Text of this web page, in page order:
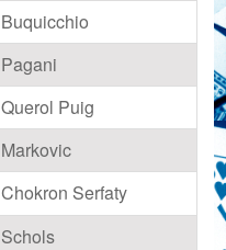
Buquicchio
Pagani
Querol Puig
Markovic
Chokron Serfaty
Schols